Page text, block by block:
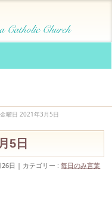
曜日 2021年3月5日
5日
日 カテゴリー :毎日のみ言葉